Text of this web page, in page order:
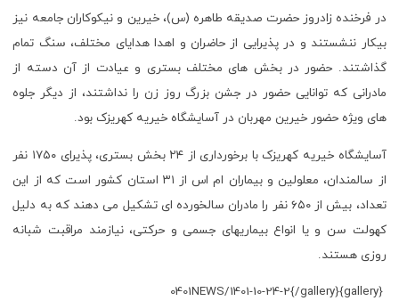
در فرخنده زادروز حضرت صدیقه طاهره (س)، خیرین و نیکوکاران جامعه نیز
بیکار ننشستند و در پذیرایی از حاضران و اهدا هدایای مختلف، سنگ تمام
گذاشتند. حضور در بخش های مختلف بستری و عیادت از آن دسته از
مادرانی که توانایی حضور در جشن بزرگ روز زن را نداشتند، از دیگر جلوه
های ویژه حضور خیرین مهربان در آسایشگاه خیریه کهریزک بود.
آسایشگاه خیریه کهریزک با برخورداری از ۲۴ بخش بستری، پذیرای ۱۷۵۰ نفر
از سالمندان، معلولین و بیماران ام اس از ۳۱ استان کشور است که از این
تعداد، بیش از۶۵۰ نفر را مادران سالخورده ای تشکیل می دهند که به دلیل
کهولت سن و یا انواع بیماریهای جسمی و حرکتی، نیازمند مراقبت شبانه
روزی هستند.
{gallery}0401NEWS/1401-10-24-2{/gallery}